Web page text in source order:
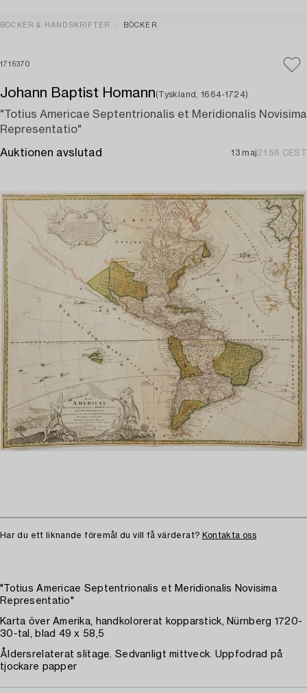
BÖCKER & HANDSKRIFTER BÖCKER
1716370
Johann Baptist Homann(Tyskland, 1664-1724)
"Totius Americae Septentrionalis et Meridionalis Novisima
Representatio"
Auktionen avslutad 13 maj21:56 CEST
Har du ett liknande föremål du vill få värderat? Kontakta oss
"Totius Americae Septentrionalis et Meridionalis Novisima
Representatio"
Karta över Amerika, handkolorerat kopparstick, Nürnberg 1720-
30-tal, blad 49 x 58,5
Åldersrelaterat slitage. Sedvanligt mittveck. Uppfodrad på
tjockare papper